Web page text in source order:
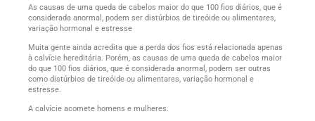
As causas de uma queda de cabelos maior do que 100 fios diários, que é
considerada anormal, podem ser distúrbios de tireóide ou alimentares,
variação hormonal e estresse
Muita gente ainda acredita que a perda dos fios está relacionada apenas
à calvície hereditária. Porém, as causas de uma queda de cabelos maior
do que 100 fios diários, que é considerada anormal, podem ser outras
como distúrbios de tireóide ou alimentares, variação hormonal e
estresse.
A calvície acomete homens e mulheres.